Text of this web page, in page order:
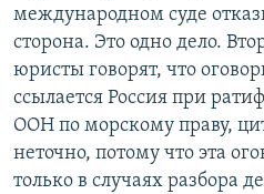
международном суде
сторона. Это одно дело.
юристы говорят, что
ссылается Россия при
ООН по морскому праву,
неточно, потому что эта
только в случаях разбора